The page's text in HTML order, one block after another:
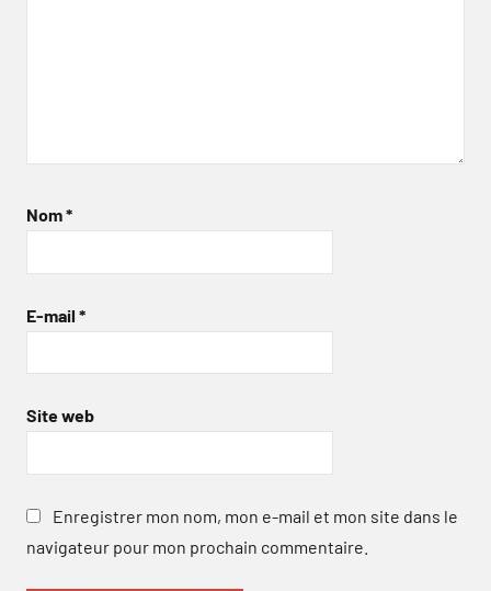
Nom*
E-mail *
Site web
Enregistrer mon nom, mon e-mail et mon site dans le
navigateur pour mon prochain commentaire.